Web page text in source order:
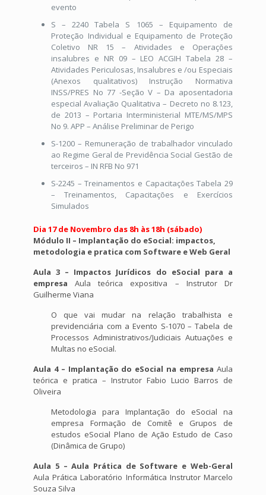
evento
S – 2240 Tabela S 1065 – Equipamento de
Proteção Individual e Equipamento de Proteção
Coletivo NR 15 – Atividades e Operações
insalubres e NR 09 – LEO ACGIH Tabela 28 –
Atividades Periculosas, Insalubres e /ou Especiais
(Anexos qualitativos) Instrução Normativa
INSS/PRES No 77 -Seção V – Da aposentadoria
especial Avaliação Qualitativa – Decreto no 8.123,
de 2013 – Portaria Interministerial MTE/MS/MPS
No 9. APP – Análise Preliminar de Perigo
S-1200 – Remuneração de trabalhador vinculado
ao Regime Geral de Previdência Social Gestão de
terceiros – IN RFB No 971
S-2245 – Treinamentos e Capacitações Tabela 29
– Treinamentos, Capacitações e Exercícios
Simulados
Dia 17 de Novembro das 8h às 18h (sábado)
Módulo II – Implantação do eSocial: impactos,
metodologia e pratica com Software e Web Geral
Aula 3 – Impactos Jurídicos do eSocial para a
empresa Aula teórica expositiva – Instrutor Dr
Guilherme Viana
O que vai mudar na relação trabalhista e
previdenciária com a Evento S-1070 – Tabela de
Processos Administrativos/Judiciais Autuações e
Multas no eSocial.
Aula 4 – Implantação do eSocial na empresa Aula
teórica e pratica – Instrutor Fabio Lucio Barros de
Oliveira
Metodologia para Implantação do eSocial na
empresa Formação de Comitê e Grupos de
estudos eSocial Plano de Ação Estudo de Caso
(Dinâmica de Grupo)
Aula 5 – Aula Prática de Software e Web-Geral
Aula Prática Laboratório Informática Instrutor Marcelo
Souza Silva